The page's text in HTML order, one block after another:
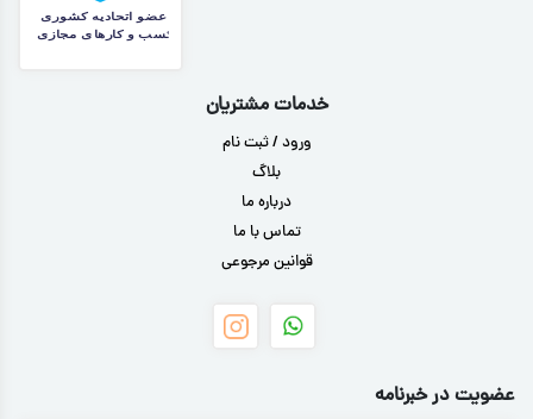
خدمات مشتریان
ورود / ثبت نام
بلاگ
درباره ما
تماس با ما
قوانین مرجوعی
عضویت در خبرنامه